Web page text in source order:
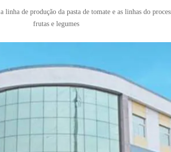
de produção da pasta de tomate e as linhas do
frutas e legumes